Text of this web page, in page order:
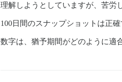
理解しようとしていますが、苦労
100日間のスナップショットは正
数字は、猶予期間がどのように適